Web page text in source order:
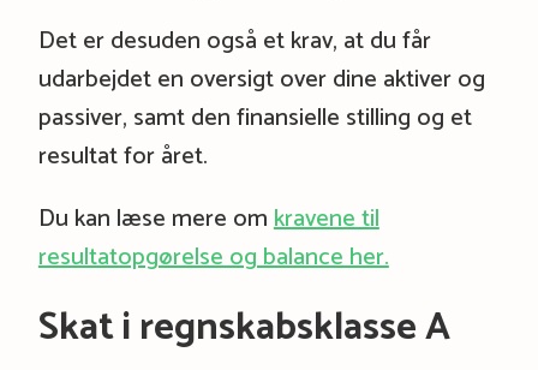
Det er desuden også et krav, at du får
udarbejdet en oversigt over dine aktiver og
passiver, samt den finansielle stilling og et
resultat for året.
Du kan læse mere omkravene til
resultatopgørelse og balance her.
Skat i regnskabsklasse A